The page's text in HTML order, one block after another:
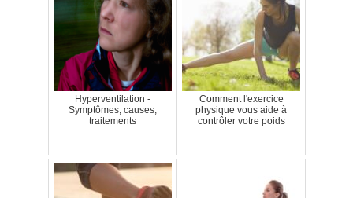
Hyperventilation -
Symptômes, causes,
traitements
Comment l'exercice
physique vous aide à
contrôler votre poids